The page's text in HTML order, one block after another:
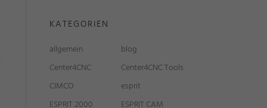
KATEGORIEN
allgemein
blog
Center4CNC
Center4CNC Tools
CIMCO
esprit